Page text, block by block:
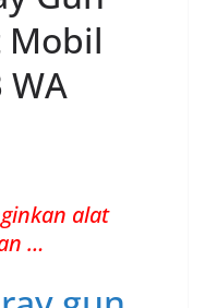
Mobil
alat
…